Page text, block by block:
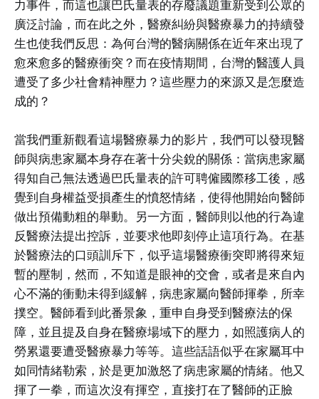
力事件，而這也讓巴氏量表的存廢議題重新受到公眾的
廣泛討論，而在此之外，醫療糾紛與醫療暴力的持續發
生也使我們反思：為何台灣的醫病關係在近年來出現了
愈來愈多的醫療衝突？而在疫情期間，台灣的醫護人員
遭受了多少社會精神壓力？這些壓力的來源又是怎麼造
成的？
當我們重新觀看這場醫療暴力的影片，我們可以發現醫
師與病患家屬本身存在著十分尖銳的關係：當病患家屬
得知自己無法透過巴氏量表的許可聘僱國際移工後，感
覺到自身權益受損產生的憤怒情緒，使得他開始向醫師
做出預備動粗的舉動。另一方面，醫師則以他的行為違
反醫療法提出控訴，並要求他即刻停止這項行為。在基
於醫療法的口頭訓斥下，似乎這場醫療衝突即將得來短
暫的壓制，然而，不知道是眼神的交會，或者是來自內
心不滿的衝動未得到緩解，病患家屬向醫師揮拳，所幸
撲空。醫師看到此番景象，重申自身受到醫療法的保
障，並且提及自身在醫療場域下的壓力，如照護病人的
勞累還要遭受醫療暴力等等。這些話語似乎在家屬耳中
如同情緒勒索，於是更加激怒了病患家屬的情緒。他又
揮了一拳，而這次沒有揮空，直接打在了醫師的正臉